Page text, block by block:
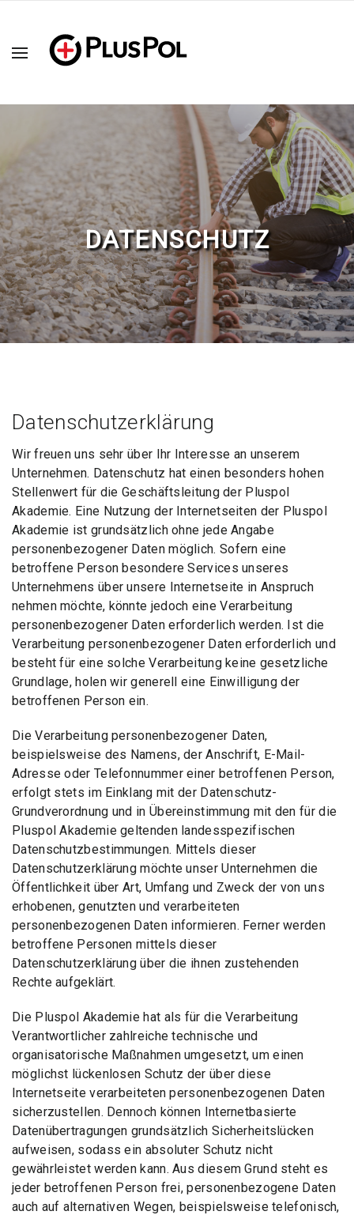
DATENSCHUTZ
Datenschutzerklärung
Wir freuen uns sehr über Ihr Interesse an unserem
Unternehmen. Datenschutz hat einen besonders hohen
Stellenwert für die Geschäftsleitung der Pluspol
Akademie. Eine Nutzung der Internetseiten der Pluspol
Akademie ist grundsätzlich ohne jede Angabe
personenbezogener Daten möglich. Sofern eine
betroffene Person besondere Services unseres
Unternehmens über unsere Internetseite in Anspruch
nehmen möchte, könnte jedoch eine Verarbeitung
personenbezogener Daten erforderlich werden. Ist die
Verarbeitung personenbezogener Daten erforderlich und
besteht für eine solche Verarbeitung keine gesetzliche
Grundlage, holen wir generell eine Einwilligung der
betroffenen Person ein.
Die Verarbeitung personenbezogener Daten,
beispielsweise des Namens, der Anschrift, E-Mail-
Adresse oder Telefonnummer einer betroffenen Person,
erfolgt stets im Einklang mit der Datenschutz-
Grundverordnung und in Übereinstimmung mit den für die
Pluspol Akademie geltenden landesspezifischen
Datenschutzbestimmungen. Mittels dieser
Datenschutzerklärung möchte unser Unternehmen die
Öffentlichkeit über Art, Umfang und Zweck der von uns
erhobenen, genutzten und verarbeiteten
personenbezogenen Daten informieren. Ferner werden
betroffene Personen mittels dieser
Datenschutzerklärung über die ihnen zustehenden
Rechte aufgeklärt.
Die Pluspol Akademie hat als für die Verarbeitung
Verantwortlicher zahlreiche technische und
organisatorische Maßnahmen umgesetzt, um einen
möglichst lückenlosen Schutz der über diese
Internetseite verarbeiteten personenbezogenen Daten
sicherzustellen. Dennoch können Internetbasierte
Datenübertragungen grundsätzlich Sicherheitslücken
aufweisen, sodass ein absoluter Schutz nicht
gewährleistet werden kann. Aus diesem Grund steht es
jeder betroffenen Person frei, personenbezogene Daten
auch auf alternativen Wegen, beispielsweise telefonisch,